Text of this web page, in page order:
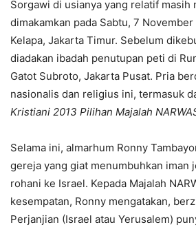
Sorgawi di usianya yang relatif masih
dimakamkan pada Sabtu, 7
Kelapa, Jakarta Timur. Sebelum
diadakan ibadah penutupan peti di
Gatot Subroto, Jakarta Pusat. Pria
nasionalis dan religius ini, termasuk
Kristiani 2013 Pilihan Majalah
Selama ini, almarhum Ronny
gereja yang giat menumbuhkan iman
rohani ke Israel. Kepada Majalah
kesempatan, Ronny mengatakan,
Perjanjian (Israel atau Yerusalem)